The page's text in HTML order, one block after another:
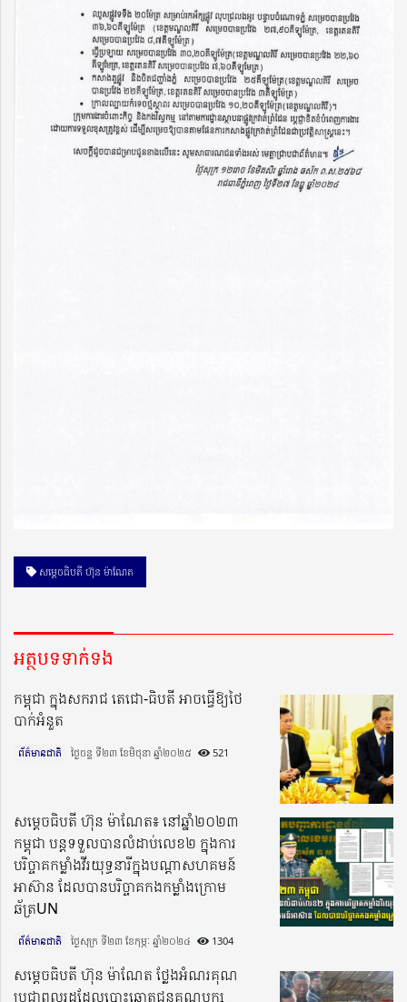
សម្ដេចធិបតី ហ៊ុន ម៉ាណែត
អត្ថបទទាក់ទង
កម្ពុជា ក្នុងសករាជ តេជោ-ធិបតី អាចធ្វើឱ្យថៃ
បាក់អំនួត
ព័ត៌មានជាតិ ថ្ងៃចន្ទ ទី២៣ ខែមិថុនា ឆ្នាំ២០២៥​ 521
សម្តេចធិបតី ហ៊ុន ម៉ាណែត៖ នៅឆ្នាំ២០២៣
កម្ពុជា បន្តទទួលបានលំដាប់លេខ២ ក្នុងការ
បរិច្ចាគកម្លាំងវីរយុទ្ធនារីក្នុងបណ្តាសហគមន៍
អាស៊ាន ដែលបានបរិច្ចាគកងកម្លាំងក្រោម
ឆ័ត្រUN
ព័ត៌មានជាតិ ថ្ងៃសុក្រ ទី២៣ ខែកុម្ភៈ ឆ្នាំ២០២៤​ 1304
សម្តេចធិបតី ហ៊ុន ម៉ាណែត ថ្លែងអំណរគុណ
ប្រជាពលរដ្ឋដែលបោះឆ្នោតជូនគណបក្ស